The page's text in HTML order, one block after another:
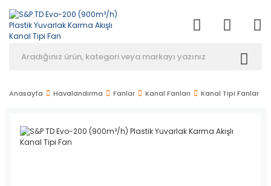
Anasayfa Havalandırma Fanlar Kanal Fanları Kanal Tipi Fanlar